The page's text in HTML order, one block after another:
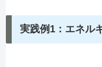
実践例1：エネル